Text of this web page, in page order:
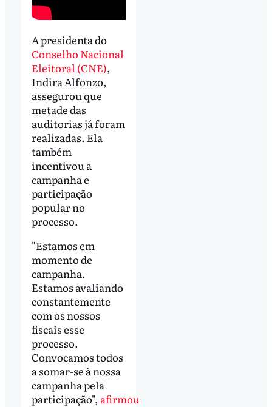
A presidenta do
Conselho Nacional
Eleitoral (CNE),
Indira Alfonzo,
assegurou que
metade das
auditorias já foram
realizadas. Ela
também
incentivou a
campanha e
participação
popular no
processo.
"Estamos em
momento de
campanha.
Estamos avaliando
constantemente
com os nossos
fiscais esse
processo.
Convocamos todos
a somar-se à nossa
campanha pela
participação", afirmou